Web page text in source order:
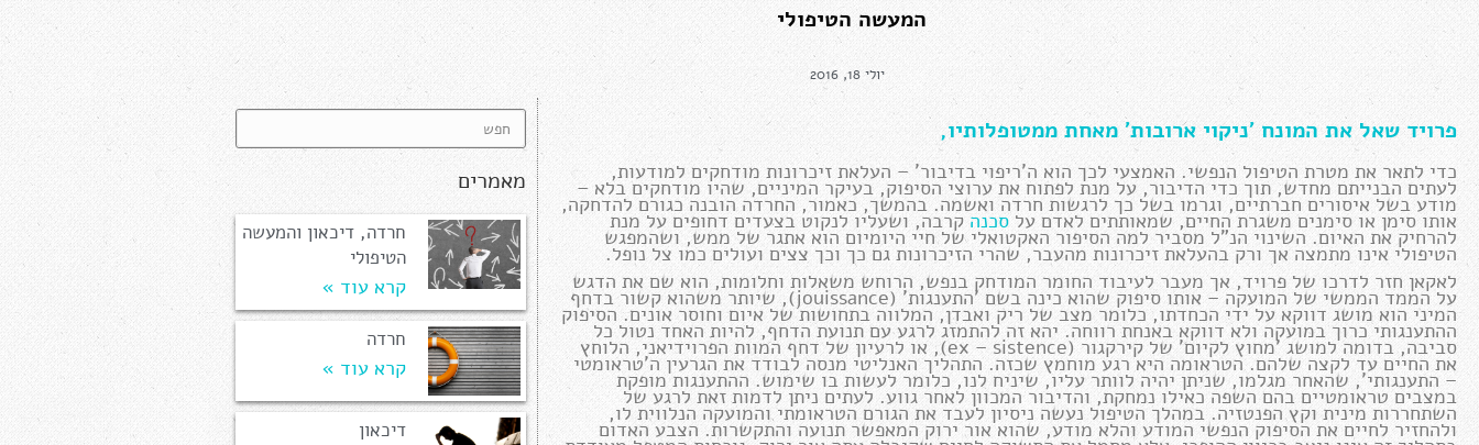
המעשה הטיפולי
יולי 18, 2016
פרויד שאל את המונח 'ניקוי ארובות' מאחת ממטופלותיו,
כדי לתאר את מטרת הטיפול הנפשי. האמצעי לכך הוא ה'ריפוי בדיבור' – העלאת זיכרונות מודחקים למודעות,
לעתים הבנייתם מחדש, תוך כדי הדיבור, על מנת לפתוח את ערוצי הסיפוק, בעיקר המיניים, שהיו מודחקים בלא –
מודע בשל איסורים חברתיים, וגרמו בשל כך לרגשות חרדה ואשמה. בהמשך, כאמור, החרדה הובנה כגורם להדחקה,
אותו סימן או סימנים משגרת החיים, שמאותתים לאדם על סכנה קרבה, ושעליו לנקוט בצעדים דחופים על מנת
להרחיק את האיום. השינוי הנ"ל מסביר למה הסיפור האקטואלי של חיי היומיום הוא אתגר של ממש, ושהמפגש
הטיפולי אינו מתמצה אך ורק בהעלאת זיכרונות מהעבר, שהרי הזיכרונות גם כך וכך צצים ועולים כמו צל נופל.
לאקאן חזר לדרכו של פרויד, אך מעבר לעיבוד החומר המודחק בנפש, הרוחש משאלות וחלומות, הוא שם את הדגש
על הממד הממשי של המועקה – אותו סיפוק שהוא כינה בשם 'התענגות' (jouissance), שיותר משהוא קשור בדחף
המיני הוא מושג דווקא על ידי הכחדתו, כלומר מצב של ריק ואבדן, המלווה בתחושות של איום וחוסר אונים. הסיפוק
ההתענגותי כרוך במועקה ולא דווקא באנחת רווחה. יהא זה להתמזג לרגע עם תנועת הדחף, להיות האחד נטול כל
סביבה, בדומה למושג 'מחוץ לקיום' של קירקגור (ex – sistence), או לרעיון של דחף המוות הפרוידיאני, הלוחץ
את החיים עד לקצה שלהם. הטראומה היא רגע מוחמץ שכזה. התהליך האנליטי מנסה לבודד את הגרעין ה'טראומטי
– התענגותי', שהאחר מגלמו, שניתן יהיה לוותר עליו, שיניח לנו, כלומר לעשות בו שימוש. ההתענגות מופקת
במצבים טראומטיים בהם השפה כאילו נמחקת, והדיבור המכוון לאחר גווע. לעתים ניתן לדמות זאת לרגע של
השתחררות מינית וקץ הפנטזיה. במהלך הטיפול נעשה ניסיון לעבד את הגורם הטראומתי והמועקה הנלווית לו,
ולהחזיר לחיים את הסיפוק הנפשי המודע והלא מודע, שהוא אור ירוק המאפשר תנועה והתקשרות. הצבע האדום
מאמרים
חרדה, דיכאון והמעשה
הטיפולי
קרא עוד »
חרדה
קרא עוד »
דיכאון